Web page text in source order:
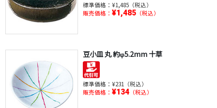
標準価格： ¥1,485（税込）
販売価格： ¥1,485（税込）
豆小皿 丸 約φ5.2mm 十草
標準価格： ¥231（税込）
販売価格： ¥134（税込）